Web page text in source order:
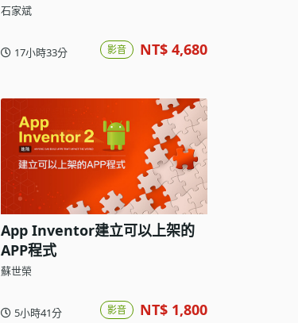
石家斌
17小時33分 影音 NT$ 4,680
App Inventor建立可以上架的
APP程式
蘇世榮
5小時41分 影音 NT$ 1,800